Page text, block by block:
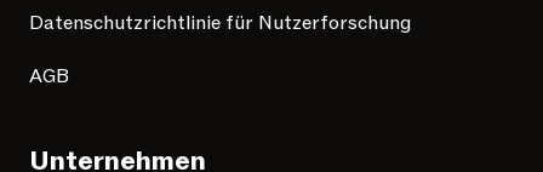
Datenschutzrichtlinie für Nutzerforschung
AGB
Unternehmen